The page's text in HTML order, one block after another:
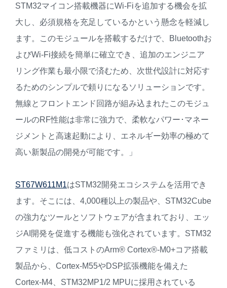
STM32マイコン搭載機器にWi-Fiを追加する機会を拡
大し、必須規格を充足しているかという懸念を軽減し
ます。このモジュールを搭載するだけで、Bluetoothお
よびWi-Fi接続を簡単に確立でき、追加のエンジニア
リング作業も最小限で済むため、次世代設計に対応す
るためのシンプルで頼りになるソリューションです。
無線とフロントエンド回路が組み込まれたこのモジュ
ールのRF性能は非常に強力で、柔軟なパワー･マネー
ジメントと高速起動により、エネルギー効率の極めて
高い新製品の開発が可能です。」
ST67W611M1はSTM32開発エコシステムを活用でき
ます。そこには、4,000種以上の製品や、STM32Cube
の強力なツールとソフトウェアが含まれており、エッ
ジAI開発を促進する機能も強化されています。STM32
ファミリは、低コストのArm® Cortex®-M0+コア搭載
製品から、Cortex-M55やDSP拡張機能を備えた
Cortex-M4、STM32MP1/2 MPUに採用されている